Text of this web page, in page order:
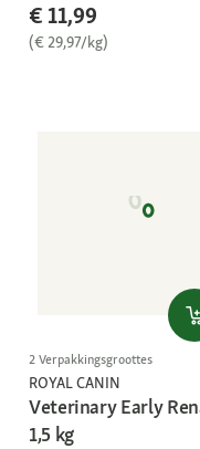
€ 11,99
(€ 29,97/kg)
2 Verpakkingsgroottes
ROYAL CANIN
Veterinary Early
1,5 kg